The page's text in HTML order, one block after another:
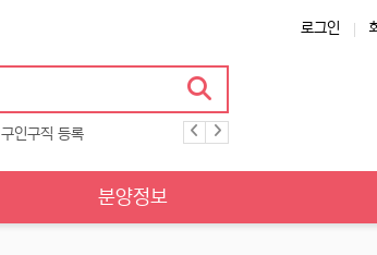
로그인
구인구직 등록
분양정보